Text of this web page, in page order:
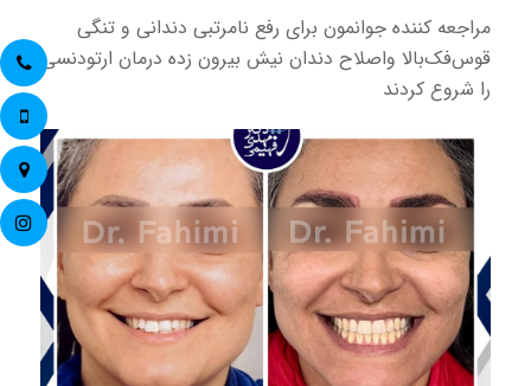
مراجعه کننده جوانمون برای رفع نامرتبی دندانی و تنگی
قوس‌فک‌بالا و‌اصلاح دندان نیش بیرون زده درمان ارتودنسی
را شروع کردند